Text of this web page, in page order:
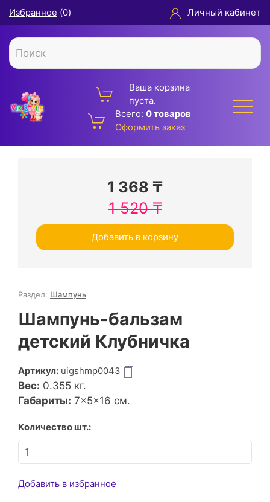
Избранное (0) Личный кабинет
Ваша корзина
пуста.
Всего: 0 товаров
Оформить заказ
1 368 ₸
1 520₸
Добавить в корзину
Раздел: Шампунь
Шампунь-бальзам
детский Клубничка
Артикул: uigshmp0043
Вес: 0.355 кг.
Габариты: 7×5×16 см.
Количество шт.:
Добавить в избранное